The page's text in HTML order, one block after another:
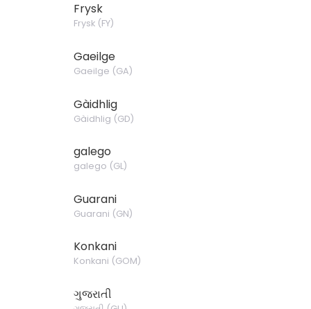
Frysk
Frysk(FY)
Gaeilge
Gaeilge (GA)
Gàidhlig
Gàidhlig (GD)
galego
galego (GL)
Guarani
Guarani (GN)
Konkani
Konkani (GOM)
ગુજરાતી